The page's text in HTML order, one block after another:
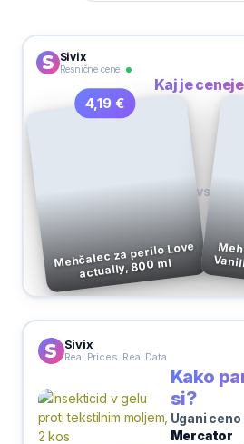
Sivix
Resnične cene
Kaj je
4,19 €
Mehčalec za perilo Love
actually, 800 ml
VS
Sivix
Real Prices. Real Data
Kako
si?
Ugani
Mercator